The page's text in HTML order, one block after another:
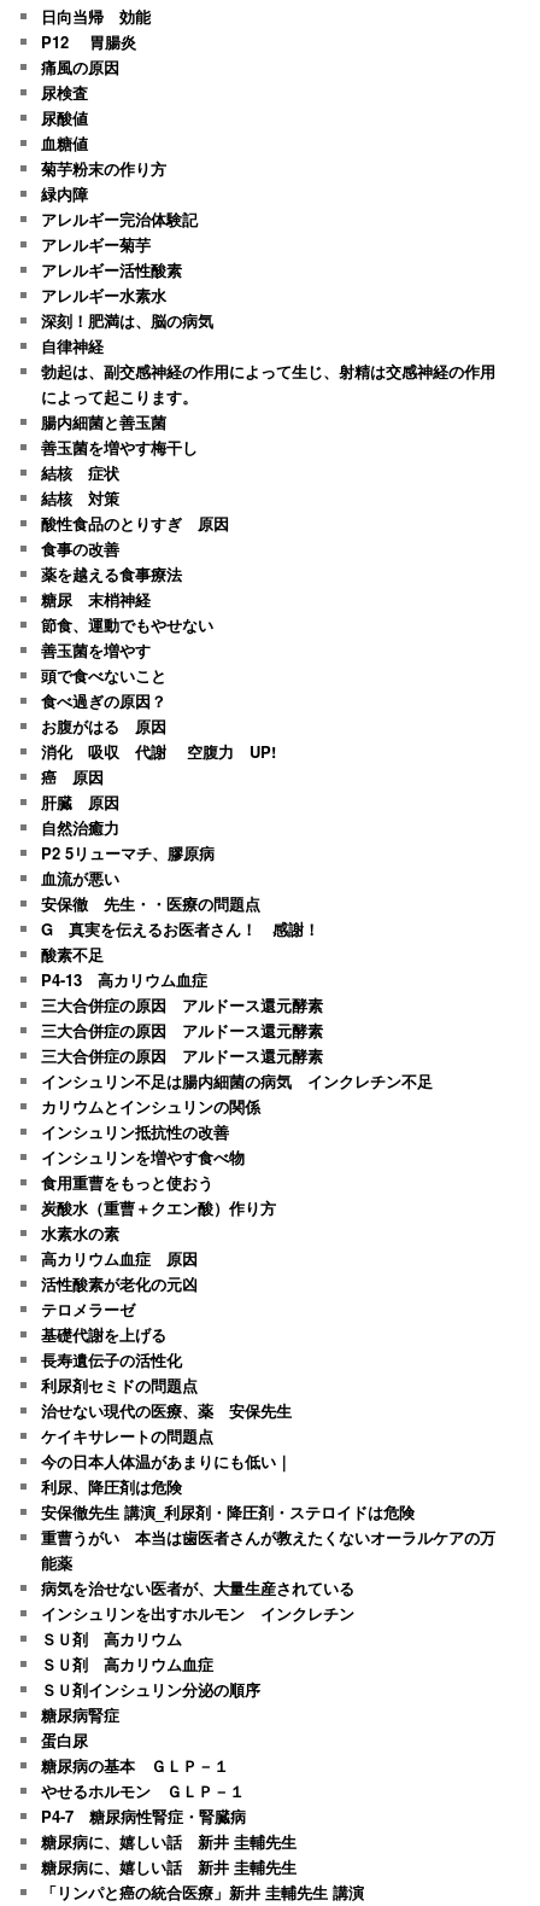
日向当帰 効能
P12 胃腸炎
痛風の原因
尿検査
尿酸値
血糖値
菊芋粉末の作り方
緑内障
アレルギー完治体験記
アレルギー菊芋
アレルギー活性酸素
アレルギー水素水
深刻！肥満は、脳の病気
自律神経
勃起は、副交感神経の作用によって生じ、射精は交感神経の作用
によって起こります。
腸内細菌と善玉菌
善玉菌を増やす梅干し
結核 症状
結核 対策
酸性食品のとりすぎ 原因
食事の改善
薬を越える食事療法
糖尿 末梢神経
節食、運動でもやせない
善玉菌を増やす
頭で食べないこと
食べ過ぎの原因？
お腹がはる 原因
消化 吸収 代謝 空腹力 UP!
癌 原因
肝臓 原因
自然治癒力
P2 5リューマチ、膠原病
血流が悪い
安保徹 先生・・医療の問題点
G 真実を伝えるお医者さん！ 感謝！
酸素不足
P4-13 高カリウム血症
三大合併症の原因 アルドース還元酵素
三大合併症の原因 アルドース還元酵素
三大合併症の原因 アルドース還元酵素
インシュリン不足は腸内細菌の病気 インクレチン不足
カリウムとインシュリンの関係
インシュリン抵抗性の改善
インシュリンを増やす食べ物
食用重曹をもっと使おう
炭酸水（重曹＋クエン酸）作り方
水素水の素
高カリウム血症 原因
活性酸素が老化の元凶
テロメラーゼ
基礎代謝を上げる
長寿遺伝子の活性化
利尿剤セミドの問題点
治せない現代の医療、薬 安保先生
ケイキサレートの問題点
今の日本人体温があまりにも低い｜
利尿、降圧剤は危険
安保徹先生 講演_利尿剤・降圧剤・ステロイドは危険
重曹うがい 本当は歯医者さんが教えたくないオーラルケアの万
能薬
病気を治せない医者が、大量生産されている
インシュリンを出すホルモン インクレチン
ＳＵ剤 高カリウム
ＳＵ剤 高カリウム血症
ＳＵ剤インシュリン分泌の順序
糖尿病腎症
蛋白尿
糖尿病の基本 ＧＬＰ－１
やせるホルモン ＧＬＰ－１
P4-7 糖尿病性腎症・腎臓病
糖尿病に、嬉しい話 新井 圭輔先生
糖尿病に、嬉しい話 新井 圭輔先生
「リンパと癌の統合医療」新井 圭輔先生 講演